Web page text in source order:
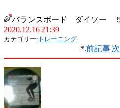
バランスボード ダイソー
2020.12.16 21:39
カテゴリー: トレーニング
*.前記事|